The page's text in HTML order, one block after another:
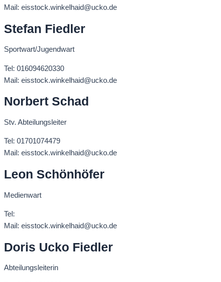
Mail: eisstock.winkelhaid@ucko.de
Stefan Fiedler
Sportwart/Jugendwart
Tel: 016094620330
Mail: eisstock.winkelhaid@ucko.de
Norbert Schad
Stv. Abteilungsleiter
Tel: 01701074479
Mail: eisstock.winkelhaid@ucko.de
Leon Schönhöfer
Medienwart
Tel:
Mail: eisstock.winkelhaid@ucko.de
Doris Ucko Fiedler
Abteilungsleiterin